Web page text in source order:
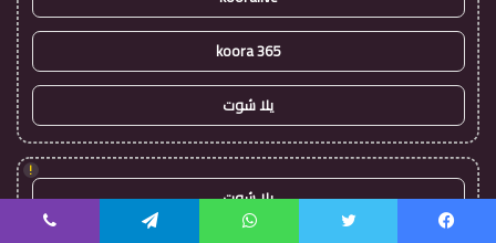
koora 365
يلا شوت
!
يلا شوت